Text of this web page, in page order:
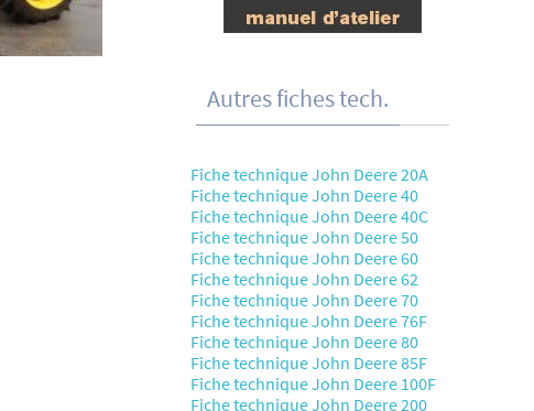
Autres fiches tech.
Fiche technique John Deere 20A
Fiche technique John Deere 40
Fiche technique John Deere 40C
Fiche technique John Deere 50
Fiche technique John Deere 60
Fiche technique John Deere 62
Fiche technique John Deere 70
Fiche technique John Deere 76F
Fiche technique John Deere 80
Fiche technique John Deere 85F
Fiche technique John Deere 100F
Fiche technique John Deere 200